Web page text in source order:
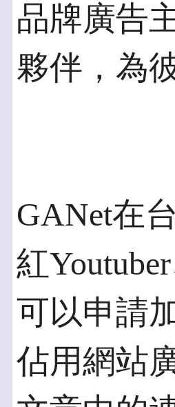
品牌廣告
夥伴，為
GANet在
紅
可以申請
佔用網站